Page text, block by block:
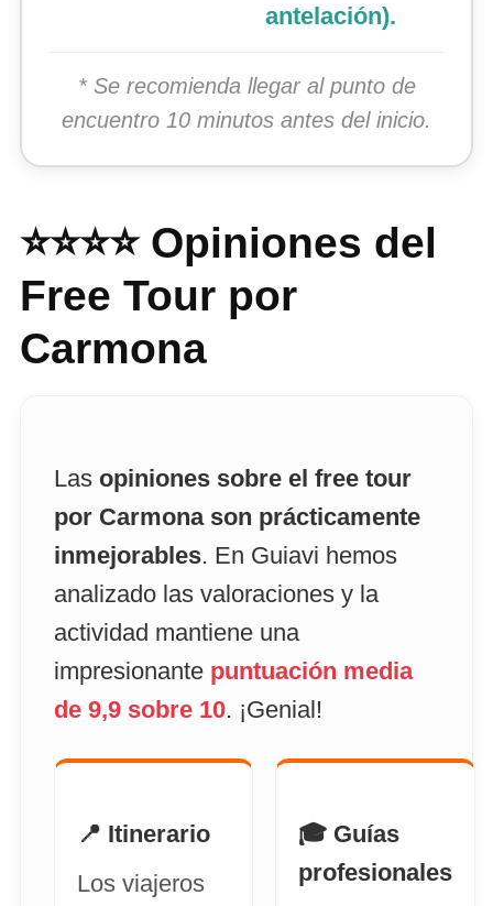
antelación).
* Se recomienda llegar al punto de
encuentro 10 minutos antes del inicio.
⭐⭐⭐⭐ Opiniones del
Free Tour por
Carmona
Las opiniones sobre el free tour
por Carmona son prácticamente
inmejorables. En Guiavi hemos
analizado las valoraciones y la
actividad mantiene una
impresionante puntuación media
de 9,9 sobre 10. ¡Genial!
📍 Itinerario
Los viajeros
🎓 Guías
profesionales